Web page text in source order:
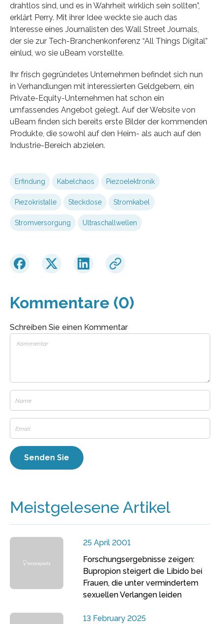
drahtlos sind, und es in Wahrheit wirklich sein sollten”,
erklärt Perry. Mit ihrer Idee weckte sie auch das
Interesse eines Journalisten des Wall Street Journals,
der sie zur Tech-Branchenkonferenz “All Things Digital”
einlud, wo sie uBeam vorstellte.
Ihr frisch gegründetes Unternehmen befindet sich nun
in Verhandlungen mit interessierten Geldgebern, ein
Private-Equity-Unternehmen hat schon ein
umfassendes Angebot gelegt. Auf der Website von
uBeam finden sich bereits erste Bilder der kommenden
Produkte, die sowohl auf den Heim- als auch auf den
Industrie-Bereich abzielen.
Erfindung Kabelchaos Piezoelektronik
Piezokristalle Steckdose Stromkabel
Stromversorgung Ultraschallwellen
Kommentare (0)
Schreiben Sie einen Kommentar
Meistgelesene Artikel
25 April 2001
Forschungsergebnisse zeigen:
Bupropion steigert die Libido bei
Frauen, die unter vermindertem
sexuellen Verlangen leiden
13 February 2025